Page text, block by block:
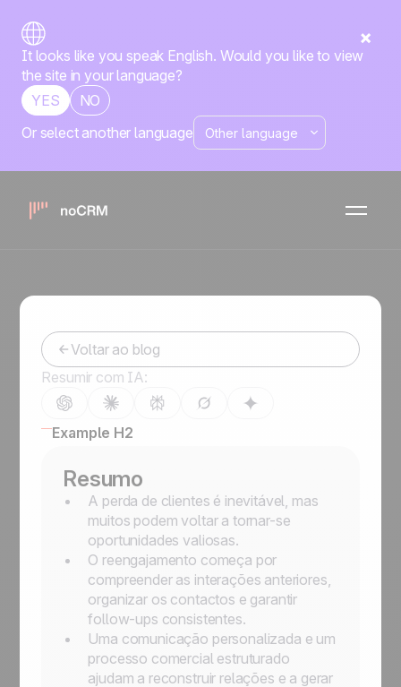
It looks like you speak English. Would you like to view
the site in your language?
YES
NO
Or select another language
Fechamento de Negócios
Estratégias para Trazer
Clientes Perdidos de Volta
Voltar ao blog
Resumir com IA:
Example H2
Resumo
A perda de clientes é inevitável, mas
muitos podem voltar a tornar-se
oportunidades valiosas.
O reengajamento começa por
compreender as interações anteriores,
organizar os contactos e garantir
follow-ups consistentes.
Uma comunicação personalizada e um
processo comercial estruturado
ajudam a reconstruir relações e a gerar